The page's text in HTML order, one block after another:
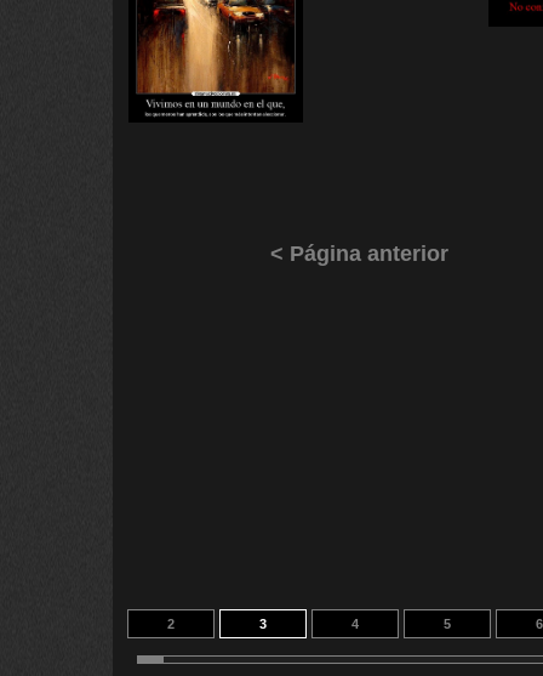
< Página anterior
2 3 4 5 6
12 13 13 14